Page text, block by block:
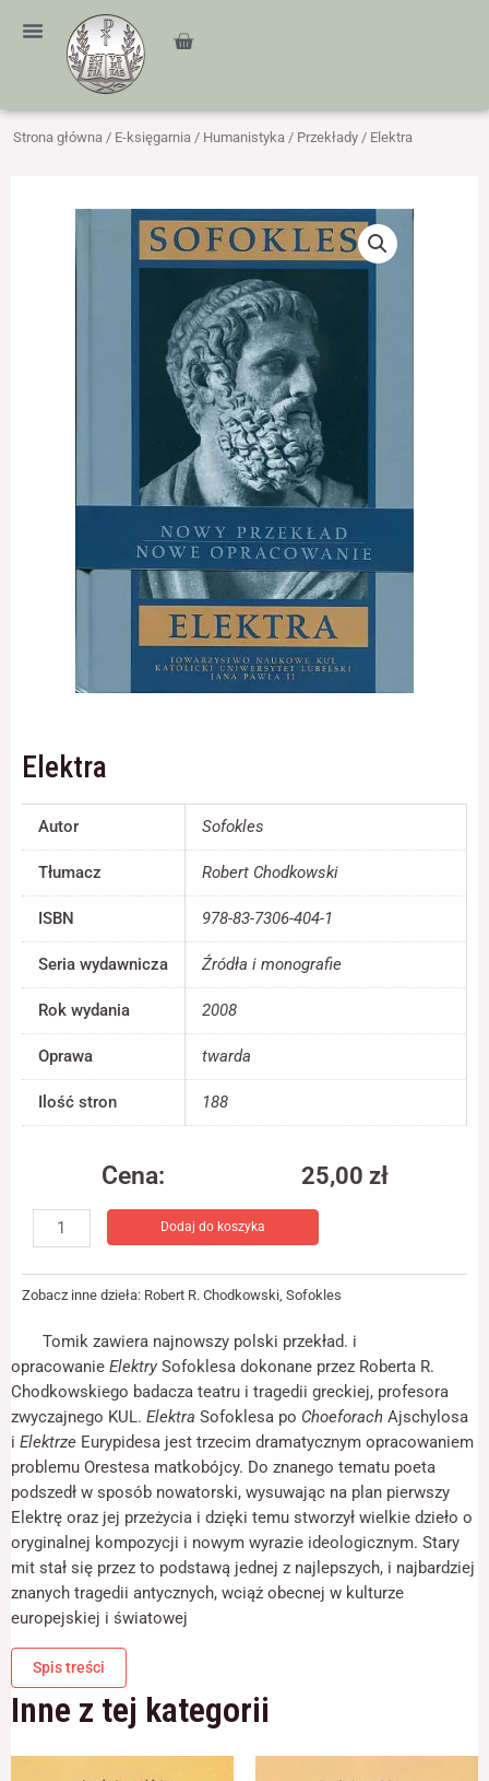
treści
Cart
Strona główna / E-księgarnia / Humanistyka / Przekłady / Elektra
Elektra
Autor Sofokles
Tłumacz Robert Chodkowski
ISBN 978-83-7306-404-1
Seria wydawnicza Źródła i monografie
Rok wydania 2008
Oprawa twarda
Ilość stron 188
Cena: 25,00 zł
Elektra
Dodaj do koszyka
Zobacz inne dzieła: Robert R. Chodkowski Sofokles
Tomik zawiera najnowszy polski przekład. i
opracowanie ElektrySofoklesa dokonane przez Roberta R.
Chodkowskiego badacza teatru i tragedii greckiej, profesora
zwyczajnego KUL. Elektra Sofoklesa po Choeforach Ajschylosa
i Elektrze Eurypidesa jest trzecim dramatycznym opracowaniem
problemu Orestesa matkobójcy. Do znanego tematu poeta
podszedł w sposób nowatorski, wysuwając na plan pierwszy
Elektrę oraz jej przeżycia i dzięki temu stworzył wielkie dzieło o
oryginalnej kompozycji i nowym wyrazie ideologicznym. Stary
mit stał się przez to podstawą jednej z najlepszych, i najbardziej
znanych tragedii antycznych, wciąż obecnej w kulturze
europejskiej i światowej
Spis treści
Inne z tej kategorii
Konieczne
Te pliki cookie
nie są
opcjonalne. Są
one potrzebne
do
funkcjonalność
i strukturę
strony
na podstawie
tego, jak strona
działała jak
twojego przejścia
na nią. Jeśli
odrzucisz te pliki
funkcje znikną ze
internetowej.
Udostępniając
swoje
zainteresowania i
zachowania
odwiedzania naszej
strony, zwiększasz
szansę na
zobaczenie
spersonalizowanych
treści i ofert.